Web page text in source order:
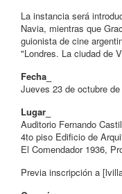
La instancia será
Navia, mientras que
guionista de cine
"Londres. La ciudad de
Fecha_
Jueves 23 de octubre
Lugar_
Auditorio Fernando
4to piso Edificio de
El Comendador 1936,
Previa inscripción a [